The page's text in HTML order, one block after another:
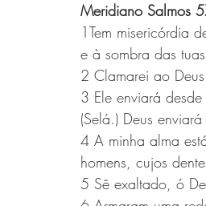
Meridiano Salmos
1Tem misericórdia
e à sombra das
2 Clamarei ao
3 Ele enviará
(Selá.) Deus
4 A minha alma
homens, cujos
5 Sê exaltado, ó